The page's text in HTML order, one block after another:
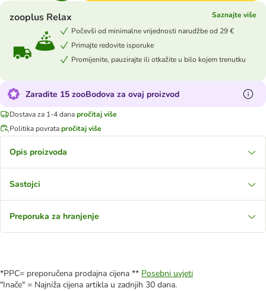
zooplus Relax
Saznajte više
Počevši od minimalne vrijednosti narudžbe od 29 €
Primajte redovite isporuke
Promijenite, pauzirajte ili otkažite u bilo kojem trenutku
Zaradite 15 zooBodova za ovaj proizvod
Dostava za 1-4 danapročitaj više
Politika povratapročitaj više
Opis proizvoda
Sastojci
Preporuka za hranjenje
*PPC= preporučena prodajna cijena ** Posebni uvjeti
"Inače" = Najniža cijena artikla u zadnjih 30 dana.